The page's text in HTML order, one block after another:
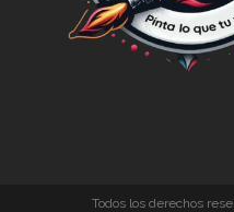
Todos los derechos